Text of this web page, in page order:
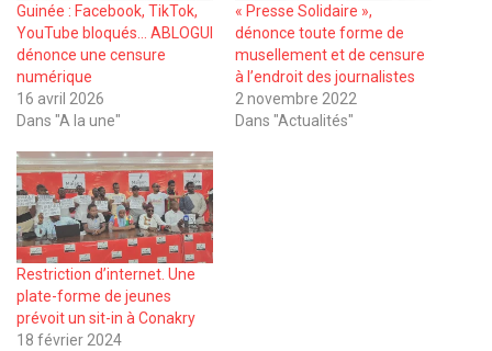
Guinée : Facebook, TikTok,
YouTube bloqués… ABLOGUI
dénonce une censure
numérique
16 avril 2026
Dans "A la une"
« Presse Solidaire »,
dénonce toute forme de
musellement et de censure
à l’endroit des journalistes
2 novembre 2022
Dans "Actualités"
Restriction d’internet. Une
plate-forme de jeunes
prévoit un sit-in à Conakry
18 février 2024